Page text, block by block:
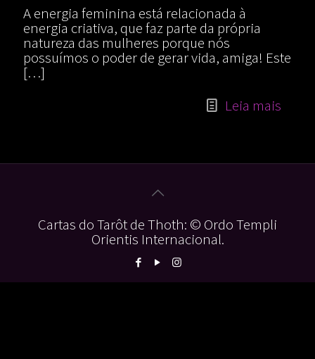
A energia feminina está relacionada à
energia criativa, que faz parte da própria
natureza das mulheres porque nós
possuímos o poder de gerar vida, amiga! Este
[…]
Leia mais
Cartas do Tarôt de Thoth: © Ordo Templi
Orientis Internacional.